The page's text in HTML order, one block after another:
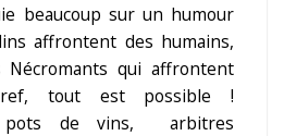
beaucoup sur un humour
affrontent des humains,
qui affrontent
tout est possible !
pots de vins, arbitres